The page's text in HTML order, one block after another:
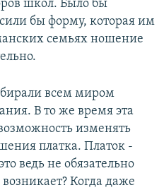
школ. Было бы
бы форму, которая им
семьях ношение
всем миром
В то же время эта
изменять
платка. Платок -
ведь не обязательно
Когда даже